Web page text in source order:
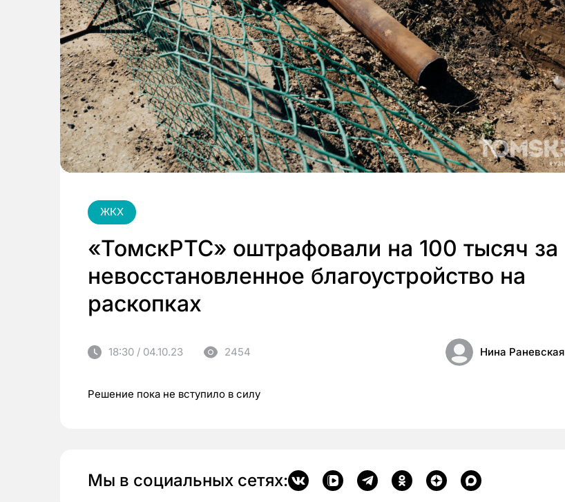
ЖКХ
«ТомскРТС» оштрафовали на 100 тысяч за
невосстановленное благоустройство на
раскопках
18:30 / 04.10.23 2454 Нина Раневская
Решение пока не вступило в силу
Мы в социальных сетях: